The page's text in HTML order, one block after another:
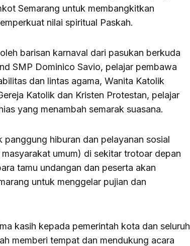
Semarang untuk membangkitkan
nilai spiritual Paskah.
barisan karnaval dari pasukan berkuda
SMP Dominico Savio, pelajar pembawa
dan lintas agama, Wanita Katolik
Katolik dan Kristen Protestan, pelajar
yang menambah semarak suasana.
hiburan dan pelayanan sosial
umum) di sekitar trotoar depan
tamu undangan dan peserta akan
untuk menggelar pujian dan
kasih kepada pemerintah kota dan seluruh
memberi tempat dan mendukung acara